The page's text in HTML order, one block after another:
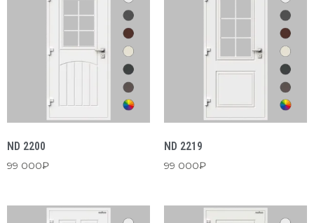
ND 2200
99 000₽
ND 2219
99 000₽